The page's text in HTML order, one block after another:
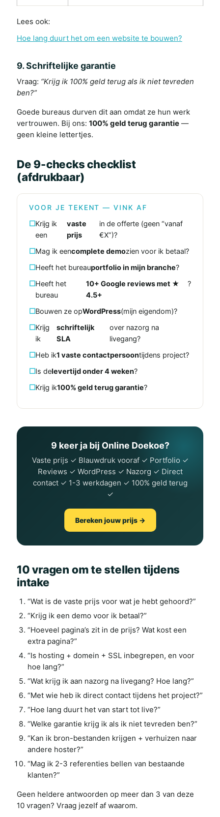
Lees ook:
Hoe lang duurt het om een website te bouwen?
9. Schriftelijke garantie
Vraag: “Krijg ik 100% geld terug als ik niet tevreden
ben?”
Goede bureaus durven dit aan omdat ze hun werk
vertrouwen. Bij ons: 100% geld terug garantie —
geen kleine lettertjes.
De 9-checks checklist
(afdrukbaar)
VOOR JE TEKENT — VINK AF
Krijg ik
een
vaste
prijs
in de offerte (geen “vanaf
€X”)?
Mag ik eencomplete demozien voor ik betaal?
Heeft het bureauportfolio in mijn branche?
Heeft het
bureau
10+ Google reviews met ★
4.5+
?
Bouwen ze opWordPress(mijn eigendom)?
Krijg
ik
schriftelijk
SLA
over nazorg na
livegang?
Heb ik1 vaste contactpersoontijdens project?
Is delevertijd onder 4 weken?
Krijg ik100% geld terug garantie?
9 keer ja bij Online Doekoe?
Vaste prijs ✓ Blauwdruk vooraf ✓ Portfolio ✓
Reviews ✓ WordPress ✓ Nazorg ✓ Direct
contact ✓ 1-3 werkdagen ✓ 100% geld terug
✓
Bereken jouw prijs →
10 vragen om te stellen tijdens
intake
“Wat is de vaste prijs voor wat je hebt gehoord?”
“Krijg ik een demo voor ik betaal?”
“Hoeveel pagina’s zit in de prijs? Wat kost een
extra pagina?”
“Is hosting + domein + SSL inbegrepen, en voor
hoe lang?”
“Wat krijg ik aan nazorg na livegang? Hoe lang?”
“Met wie heb ik direct contact tijdens het project?”
“Hoe lang duurt het van start tot live?”
“Welke garantie krijg ik als ik niet tevreden ben?”
“Kan ik bron-bestanden krijgen + verhuizen naar
andere hoster?”
“Mag ik 2-3 referenties bellen van bestaande
klanten?”
Geen heldere antwoorden op meer dan 3 van deze
10 vragen? Vraag jezelf af waarom.